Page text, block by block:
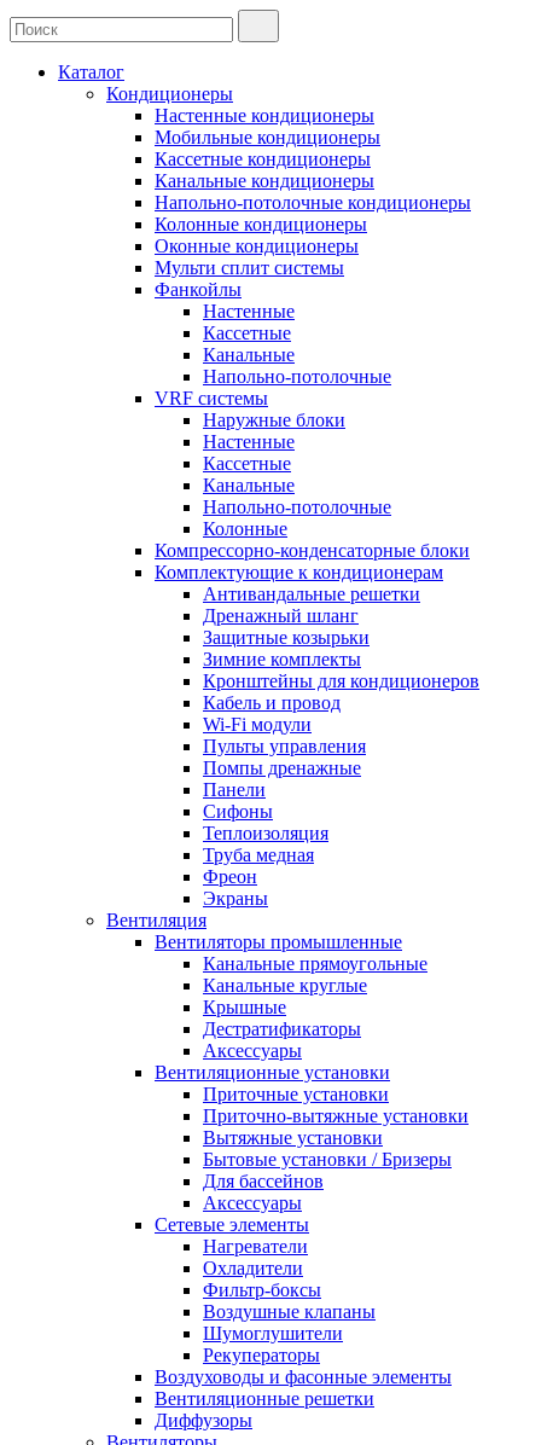
Каталог
Кондиционеры
Настенные кондиционеры
Мобильные кондиционеры
Кассетные кондиционеры
Канальные кондиционеры
Напольно-потолочные кондиционеры
Колонные кондиционеры
Оконные кондиционеры
Мульти сплит системы
Фанкойлы
Настенные
Кассетные
Канальные
Напольно-потолочные
VRF системы
Наружные блоки
Настенные
Кассетные
Канальные
Напольно-потолочные
Колонные
Компрессорно-конденсаторные блоки
Комплектующие к кондиционерам
Антивандальные решетки
Дренажный шланг
Защитные козырьки
Зимние комплекты
Кронштейны для кондиционеров
Кабель и провод
Wi-Fi модули
Пульты управления
Помпы дренажные
Панели
Сифоны
Теплоизоляция
Труба медная
Фреон
Экраны
Вентиляция
Вентиляторы промышленные
Канальные прямоугольные
Канальные круглые
Крышные
Дестратификаторы
Аксессуары
Вентиляционные установки
Приточные установки
Приточно-вытяжные установки
Вытяжные установки
Бытовые установки / Бризеры
Для бассейнов
Аксессуары
Сетевые элементы
Нагреватели
Охладители
Фильтр-боксы
Воздушные клапаны
Шумоглушители
Рекуператоры
Воздуховоды и фасонные элементы
Вентиляционные решетки
Диффузоры